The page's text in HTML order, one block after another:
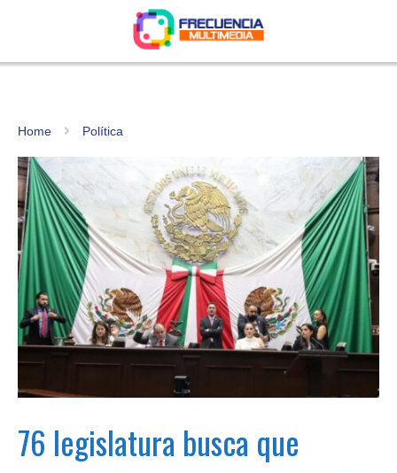
Home Política
76 legislatura busca que